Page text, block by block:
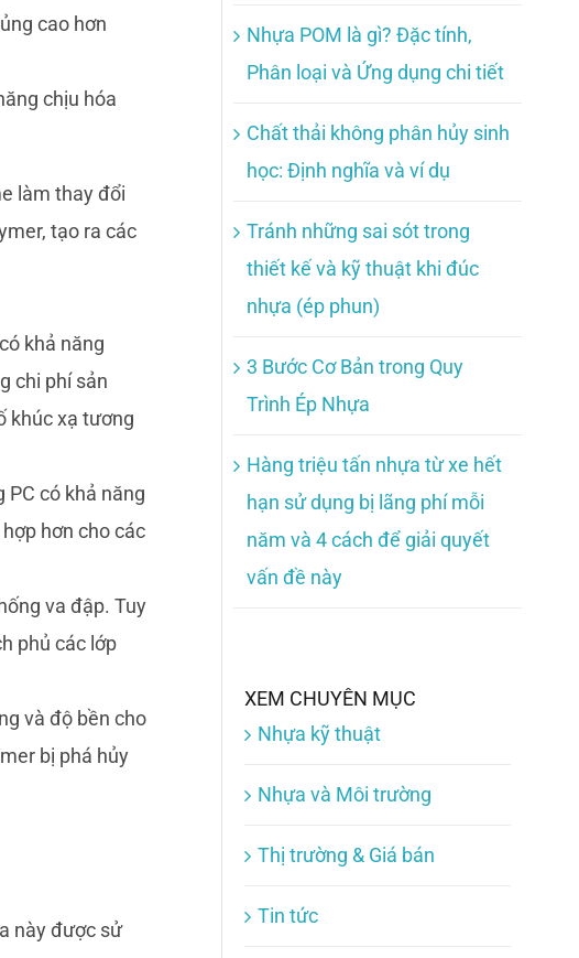
cao hơn
chịu hóa
làm thay đổi
tạo ra các
khả năng
chi phí sản
khúc xạ tương
có khả năng
hơn cho các
va đập. Tuy
phủ các lớp
và độ bền cho
bị phá hủy
này được sử
Nhựa POM là gì? Đặc tính,
Phân loại và Ứng dụng chi tiết
Chất thải không phân hủy sinh
học: Định nghĩa và ví dụ
Tránh những sai sót trong
thiết kế và kỹ thuật khi đúc
nhựa (ép phun)
3 Bước Cơ Bản trong Quy
Trình Ép Nhựa
Hàng triệu tấn nhựa từ xe hết
hạn sử dụng bị lãng phí mỗi
năm và 4 cách để giải quyết
vấn đề này
XEM CHUYÊN MỤC
Nhựa kỹ thuật
Nhựa và Môi trường
Thị trường & Giá bán
Tin tức